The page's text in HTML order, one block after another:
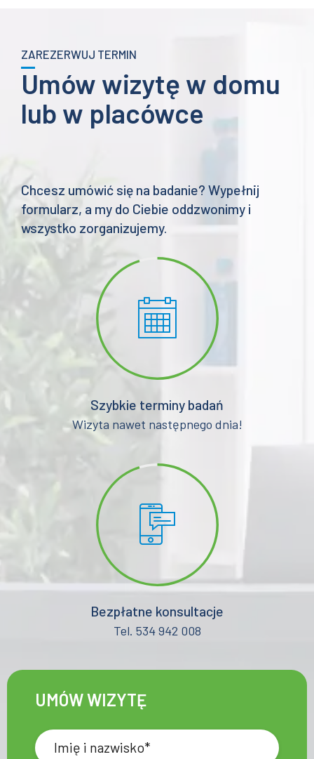
ZAREZERWUJ TERMIN
Umów wizytę w domu
lub w placówce
Chcesz umówić się na badanie? Wypełnij
formularz, a my do Ciebie oddzwonimy i
wszystko zorganizujemy.
Szybkie terminy badań
Wizyta nawet następnego dnia!
Bezpłatne konsultacje
Tel. 534 942 008
UMÓW WIZYTĘ